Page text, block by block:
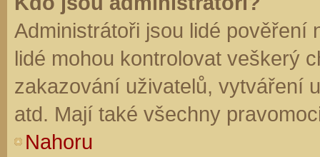
Administrátoři jsou lidé pověření
lidé mohou kontrolovat veškerý
zakazování uživatelů, vytváření
atd. Mají také všechny
Nahoru